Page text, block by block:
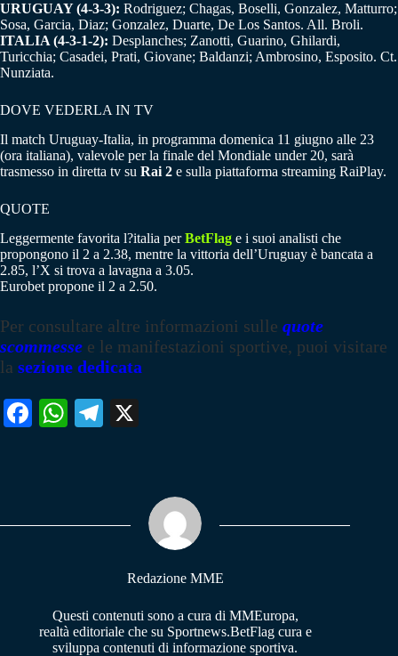
URUGUAY (4-3-3): Rodriguez; Chagas, Boselli, Gonzalez, Matturro;
Sosa, Garcia, Diaz; Gonzalez, Duarte, De Los Santos. All. Broli.
ITALIA (4-3-1-2): Desplanches; Zanotti, Guarino, Ghilardi,
Turicchia; Casadei, Prati, Giovane; Baldanzi; Ambrosino, Esposito. Ct.
Nunziata.
DOVE VEDERLA IN TV
Il match Uruguay-Italia, in programma domenica 11 giugno alle 23
(ora italiana), valevole per la finale del Mondiale under 20, sarà
trasmesso in diretta tv su Rai 2 e sulla piattaforma streaming RaiPlay.
QUOTE
Leggermente favorita l?italia perBetFlag e i suoi analisti che
propongono il 2 a 2.38, mentre la vittoria dell’Uruguay è bancata a
2.85, l’X si trova a lavagna a 3.05.
Eurobet propone il 2 a 2.50.
Per consultare altre informazioni sulle quote
scommesse e le manifestazioni sportive, puoi visitare
la sezione dedicata
Fa W
pp
Te
m
Redazione MME
Questi contenuti sono a cura di MMEuropa,
realtà editoriale che su Sportnews.BetFlag cura e
sviluppa contenuti di informazione sportiva.